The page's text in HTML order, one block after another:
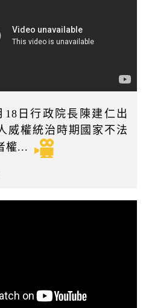
18日行政院長陳建仁出
威權統治時期國家不法
權...